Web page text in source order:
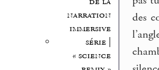
narration
immersive
série |
« science
des